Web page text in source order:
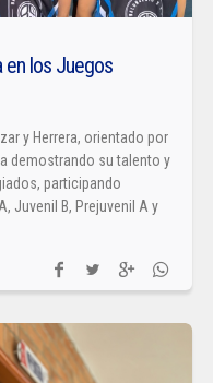
en los Juegos
y Herrera, orientado por
demostrando su talento y
participando
Juvenil B, Prejuvenil A y